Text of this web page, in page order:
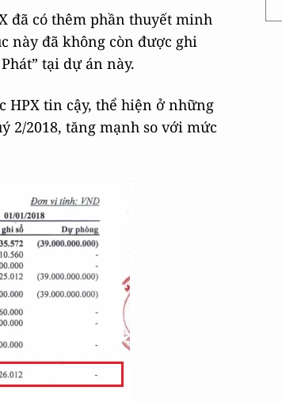
đã có thêm phần thuyết minh
này đã không còn được ghi
tại dự án này.
HPX tin cậy, thể hiện ở những
2/2018, tăng mạnh so với mức